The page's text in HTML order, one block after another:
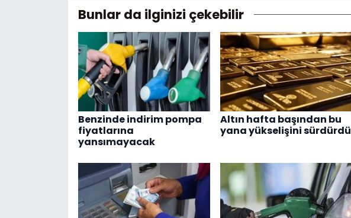
Bunlar da ilginizi çekebilir
Benzinde indirim pompa
fiyatlarına
yansımayacak
Altın hafta başından bu
yana yükselişini sürdürdü